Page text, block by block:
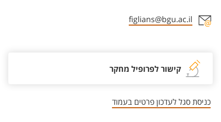
figlians@bgu.ac.il
קישור לפרופיל מחקר
כניסת סגל לעדכון פרטים בעמוד